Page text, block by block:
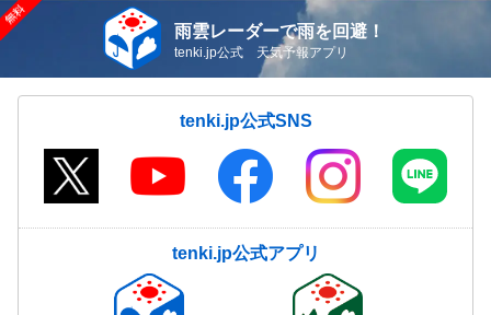
雨雲レーダーで雨を回避！
tenki.jp公式 天気予報アプリ
tenki.jp公式SNS
tenki.jp公式アプリ